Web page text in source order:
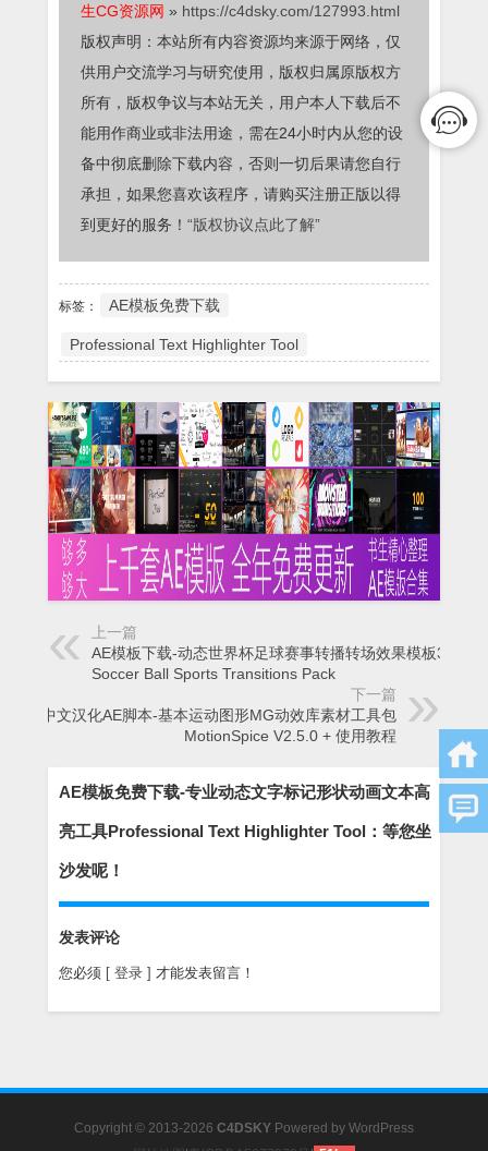
生CG资源网 » https://c4dsky.com/127993.html
版权声明：本站所有内容资源均来源于网络，仅
供用户交流学习与研究使用，版权归属原版权方
所有，版权争议与本站无关，用户本人下载后不
能用作商业或非法用途，需在24小时内从您的设
备中彻底删除下载内容，否则一切后果请您自行
承担，如果您喜欢该程序，请购买注册正版以得
到更好的服务！ “版权协议点此了解”
标签： AE模板免费下载
Professional Text Highlighter Tool
上一篇
AE模板下载-动态世界杯足球赛事转播转场效果模板3D
Soccer Ball Sports Transitions Pack
下一篇
中文汉化AE脚本-基本运动图形MG动效库素材工具包
MotionSpice V2.5.0 + 使用教程
AE模板免费下载-专业动态文字标记形状动画文本高
亮工具Professional Text Highlighter Tool：等您坐
沙发呢！
发表评论
您必须 [ 登录 ] 才能发表留言！
Copyright © 2013-2026 C4DSKY Powered by WordPress